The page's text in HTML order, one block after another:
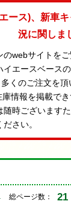
ース)、新車
況に関しま
のwebサイトを
イエースベース
くのご注文を頂
情報を掲載で
随時ございます
さい。
総ページ数： 21